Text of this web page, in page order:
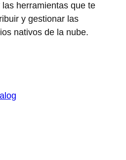
herramientas que te
y gestionar las
nativos de la nube.